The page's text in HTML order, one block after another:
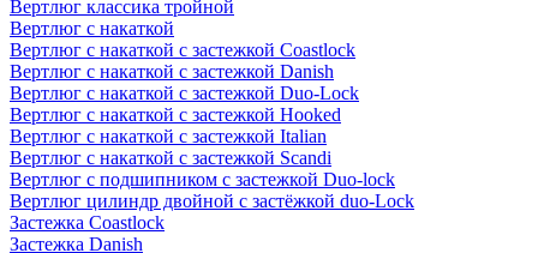
Вертлюг классика тройной
Вертлюг с накаткой
Вертлюг с накаткой с застежкой Coastlock
Вертлюг с накаткой с застежкой Danish
Вертлюг с накаткой с застежкой Duo-Lock
Вертлюг с накаткой с застежкой Hooked
Вертлюг с накаткой с застежкой Italian
Вертлюг с накаткой с застежкой Scandi
Вертлюг с подшипником с застежкой Duo-lock
Вертлюг цилиндр двойной с застёжкой duo-Lock
Застежка Coastlock
Застежка Danish